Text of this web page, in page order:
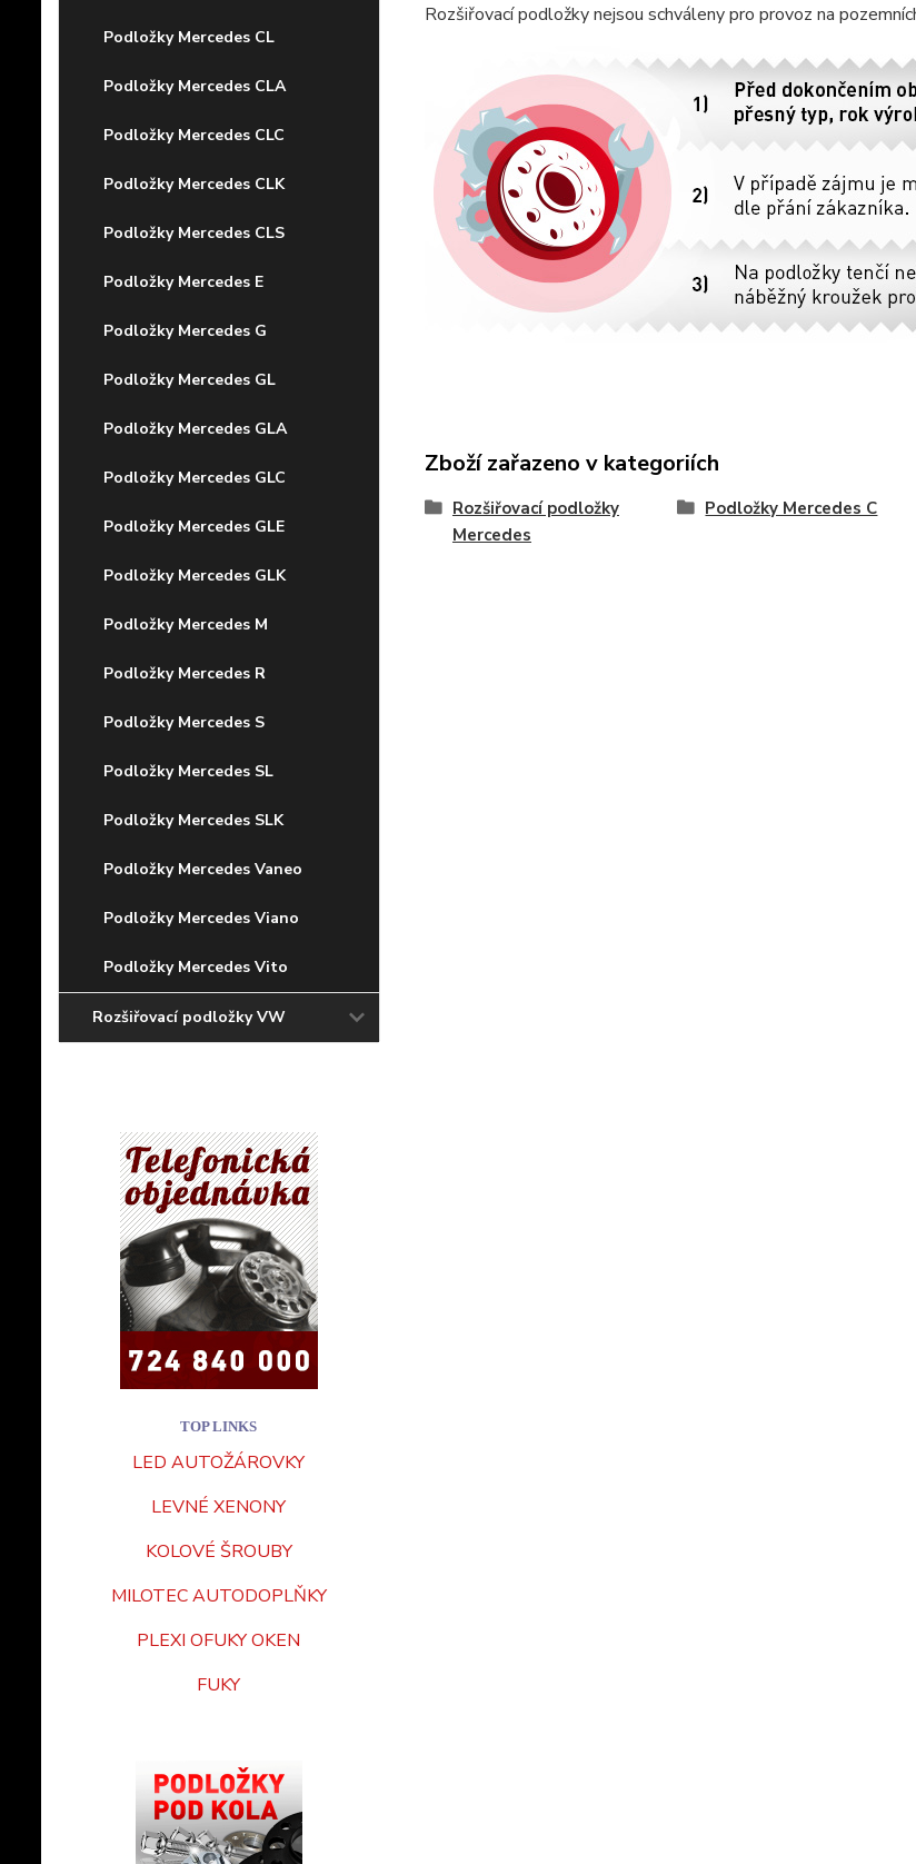
Podložky Mercedes CL
Podložky Mercedes CLA
Podložky Mercedes CLC
Podložky Mercedes CLK
Podložky Mercedes CLS
Podložky Mercedes E
Podložky Mercedes G
Podložky Mercedes GL
Podložky Mercedes GLA
Podložky Mercedes GLC
Podložky Mercedes GLE
Podložky Mercedes GLK
Podložky Mercedes M
Podložky Mercedes R
Podložky Mercedes S
Podložky Mercedes SL
Podložky Mercedes SLK
Podložky Mercedes Vaneo
Podložky Mercedes Viano
Podložky Mercedes Vito
Rozšiřovací podložky VW
TOP LINKS
LED AUTOŽÁROVKY
LEVNÉ XENONY
KOLOVÉ ŠROUBY
MILOTEC AUTODOPLŇKY
PLEXI OFUKY OKEN
FUKY
Rozšiřovací podložky nejsou schváleny pro provoz na
Zboží zařazeno v kategoriích
Rozšiřovací podložky
Mercedes
Podložky Mercedes C